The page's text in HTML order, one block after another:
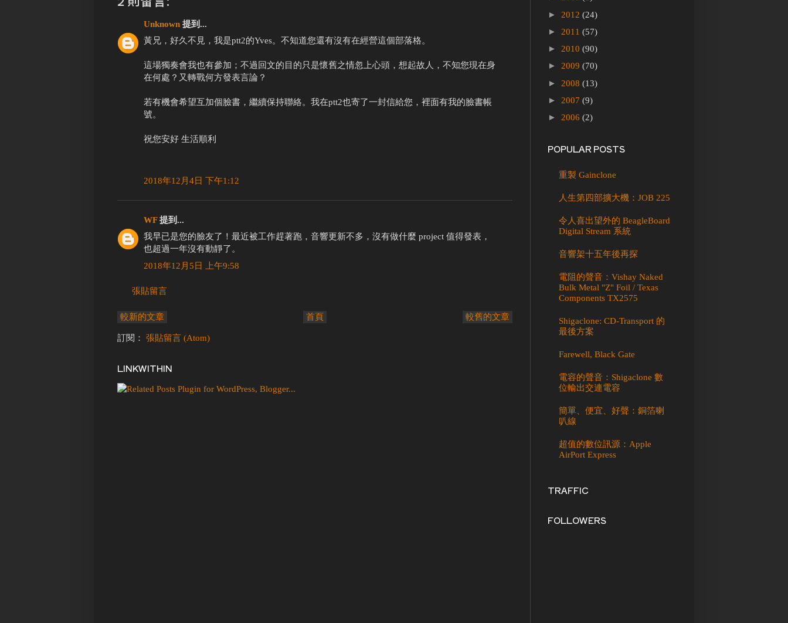
Unknown 提到...
黃兄，好久不見，我是ptt2的Yves。不知道您還有沒有在經營這個部落格。
這場獨奏會我也有參加；不過回文的目的只是懷舊之情忽上心頭，想起故人，不知您現在身
在何處？又轉戰何方發表言論？
若有機會希望互加個臉書，繼續保持聯絡。我在ptt2也寄了一封信給您，裡面有我的臉書帳
號。
祝您安好 生活順利
2018年12月4日 下午1:12
WF提到...
我早已是您的臉友了！最近被工作趕著跑，音響更新不多，沒有做什麼 project 值得發表，
也超過一年沒有動靜了。
2018年12月5日 上午9:58
張貼留言
較新的文章 較舊的文章
首頁
訂閱： 張貼留言 (Atom)
LINKWITHIN
► 2012 (24)
► 2011 (57)
► 2010 (90)
► 2009 (70)
► 2008 (13)
► 2007 (9)
► 2006 (2)
POPULAR POSTS
重製 Gainclone
人生第四部擴大機：JOB 225
令人喜出望外的 BeagleBoard
Digital Stream 系統
音響架十五年後再探
電阻的聲音：Vishay Naked
Bulk Metal "Z" Foil / Texas
Components TX2575
Shigaclone: CD-Transport 的
最後方案
Farewell, Black Gate
電容的聲音：Shigaclone 數
位輸出交連電容
簡單、便宜、好聲：銅箔喇
叭線
超值的數位訊源：Apple
AirPort Express
TRAFFIC
FOLLOWERS